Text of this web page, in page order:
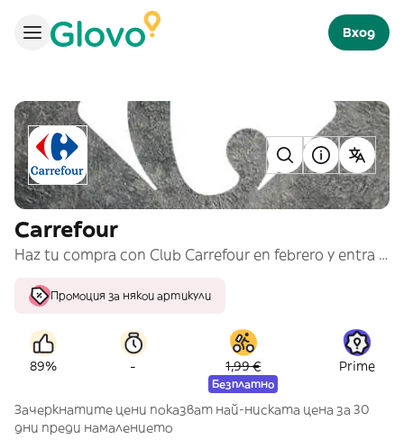
Вход
Carrefour
Haz tu compra con Club Carrefour en febrero y entra en el sorteo de 6 meses GRATIS de Glovo Prime.
Промоция за някои артикули
89% - 1,99 €
Безплатно
Prime
Зачеркнатите цени показват най-ниската цена за 30
дни преди намалението